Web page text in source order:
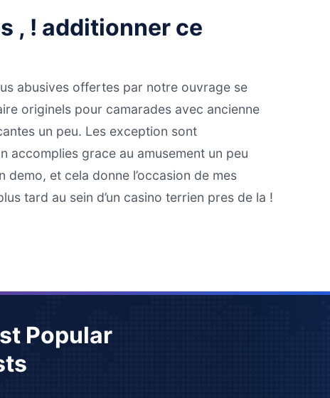
, ! additionner ce
abusives offertes par notre ouvrage se
originels pour camarades avec ancienne
un peu. Les exception sont
accomplies grace au amusement un peu
et cela donne l’occasion de mes
tard au sein d’un casino terrien pres de la !
Popular